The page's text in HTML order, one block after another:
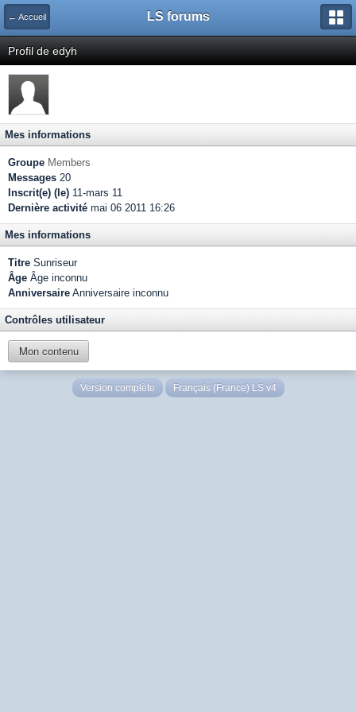
← Accueil LS forums
Profil de edyh
Mes informations
Groupe Members
Messages 20
Inscrit(e) (le) 11-mars 11
Dernière activité mai 06 2011 16:26
Mes informations
Titre Sunriseur
Âge Âge inconnu
Anniversaire Anniversaire inconnu
Contrôles utilisateur
Mon contenu
Version complète Français (France) LS v4